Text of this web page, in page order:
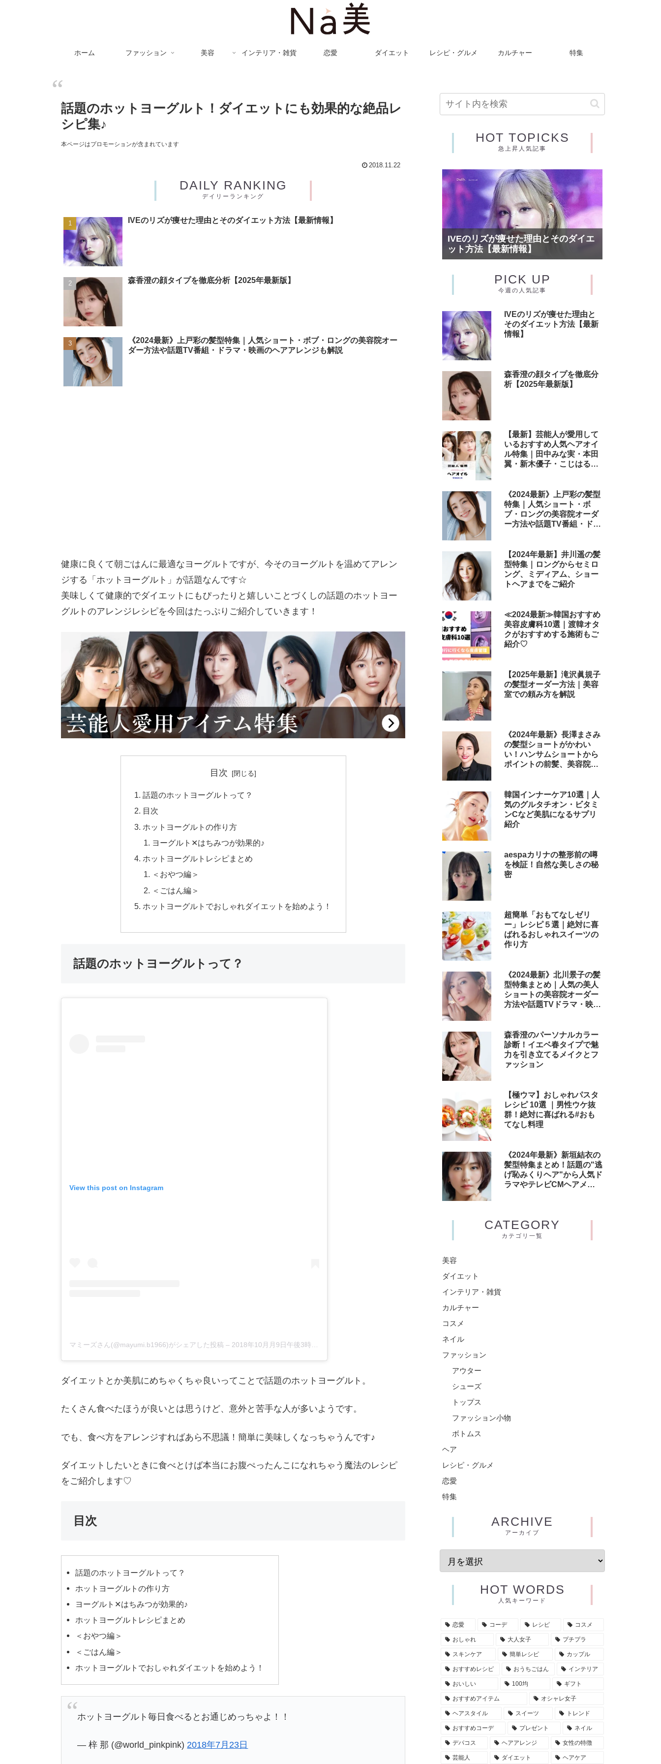
ホーム ファッション 美容 インテリア・雑貨 恋愛 ダイエット レシピ・グルメ カルチャー 特集
話題のホットヨーグルト！ダイエットにも効果的な絶品レ
シピ集♪
本ページはプロモーションが含まれています
2018.11.22
DAILY RANKING
デイリーランキング
IVEのリズが痩せた理由とそのダイエット方法【最新情報】
森香澄の顔タイプを徹底分析【2025年最新版】
《2024最新》上戸彩の髪型特集｜人気ショート・ボブ・ロングの美容院オー
ダー方法や話題TV番組・ドラマ・映画のヘアアレンジも解説
健康に良くて朝ごはんに最適なヨーグルトですが、今そのヨーグルトを温めてアレン
ジする「ホットヨーグルト」が話題なんです☆
美味しくて健康的でダイエットにもぴったりと嬉しいことづくしの話題のホットヨー
グルトのアレンジレシピを今回はたっぷりご紹介していきます！
目次
話題のホットヨーグルトって？
目次
ホットヨーグルトの作り方
ヨーグルト✕はちみつが効果的♪
ホットヨーグルトレシピまとめ
＜おやつ編＞
＜ごはん編＞
ホットヨーグルトでおしゃれダイエットを始めよう！
話題のホットヨーグルトって？
View this post on Instagram
マミーズさん(@mayumi.b1966)がシェアした投稿 – 2018年10月月9日午後3時29分PDT
ダイエットとか美肌にめちゃくちゃ良いってことで話題のホットヨーグルト。
たくさん食べたほうが良いとは思うけど、意外と苦手な人が多いようです。
でも、食べ方をアレンジすればあら不思議！簡単に美味しくなっちゃうんです♪
ダイエットしたいときに食べとけば本当にお腹ぺったんこになれちゃう魔法のレシピ
をご紹介します♡
目次
話題のホットヨーグルトって？
ホットヨーグルトの作り方
ヨーグルト✕はちみつが効果的♪
ホットヨーグルトレシピまとめ
＜おやつ編＞
＜ごはん編＞
ホットヨーグルトでおしゃれダイエットを始めよう！
ホットヨーグルト毎日食べるとお通じめっちゃよ！！
— 梓 那 (@world_pinkpink) 2018年7月23日
HOT TOPICKS
急上昇人気記事
IVEのリズが痩せた理由とそのダイエ
ット方法【最新情報】
PICK UP
今週の人気記事
IVEのリズが痩せた理由と
そのダイエット方法【最新
情報】
森香澄の顔タイプを徹底分
析【2025年最新版】
【最新】芸能人が愛用して
いるおすすめ人気ヘアオイ
ル特集｜田中みな実・本田
翼・新木優子・こじはる・
テムまとめ
《2024最新》上戸彩の髪型
特集｜人気ショート・ボ
ブ・ロングの美容院オーダ
ー方法や話題TV番組・ドラ
【2024年最新】井川遥の髪
型特集｜ロングからセミロ
ング、ミディアム、ショー
トヘアまでをご紹介
≪2024最新≫韓国おすすめ
美容皮膚科10選｜渡韓オタ
クがおすすめする施術もご
紹介♡
【2025年最新】滝沢眞規子
の髪型オーダー方法｜美容
室での頼み方を解説
《2024年最新》長澤まさみ
の髪型ショートがかわい
い！ハンサムショートから
ポイントの前髪、美容院で
韓国インナーケア10選｜人
気のグルタチオン・ビタミ
ンCなど美肌になるサプリ
紹介
aespaカリナの整形前の噂
を検証！自然な美しさの秘
密
超簡単「おもてなしゼリ
ー」レシピ５選｜絶対に喜
ばれるおしゃれスイーツの
作り方
《2024最新》北川景子の髪
型特集まとめ｜人気の美人
ショートの美容院オーダー
方法や話題TVドラマ・映画
森香澄のパーソナルカラー
診断！イエベ春タイプで魅
力を引き立てるメイクとフ
ァッション
【極ウマ】おしゃれパスタ
レシピ 10選 ｜男性ウケ抜
群！絶対に喜ばれる#おも
てなし料理
《2024年最新》新垣結衣の
髪型特集まとめ！話題の"逃
げ恥みくりヘア"から人気ド
ラマやテレビCMヘアメイ
CATEGORY
カテゴリ一覧
美容
ダイエット
インテリア・雑貨
カルチャー
コスメ
ネイル
ファッション
アウター
シューズ
トップス
ファッション小物
ボトムス
ヘア
レシピ・グルメ
恋愛
特集
ARCHIVE
アーカイブ
HOT WORDS
人気キーワード
恋愛 コーデ レシピ コスメ
おしゃれ 大人女子 プチプラ
スキンケア 簡単レシピ カップル
おすすめレシピ おうちごはん インテリア
おいしい 100均 ギフト
おすすめアイテム オシャレ女子
ヘアスタイル スイーツ トレンド
おすすめコーデ プレゼント ネイル
デパコス ヘアアレンジ 女性の特徴
芸能人 ダイエット ヘアケア